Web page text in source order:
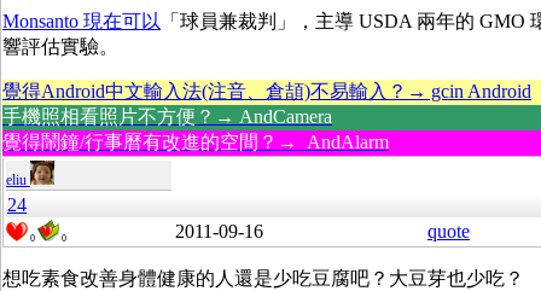
Monsanto 現在可以 「球員兼裁判」，主導 USDA 兩年的 GMO
響評估實驗。
覺得Android中文輸入法(注音、倉頡)不易輸入？→ gcin Android
手機照相看照片不方便？→ AndCamera
覺得鬧鐘/行事曆有改進的空間？→ AndAlarm
eliu
24
0 0 2011-09-16 quote
想吃素食改善身體健康的人還是少吃豆腐吧？大豆芽也少吃？